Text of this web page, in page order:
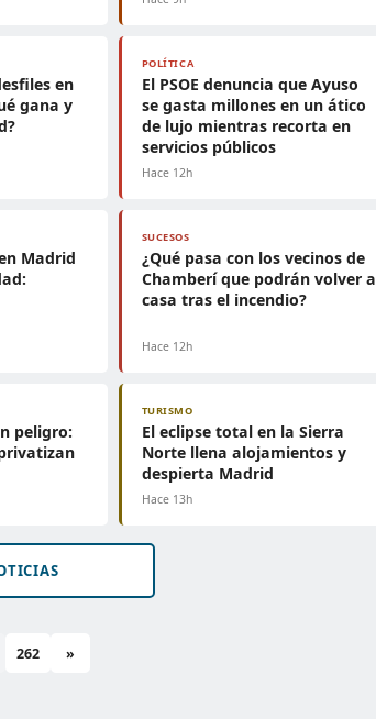
en
gana y
POLÍTICA
El PSOE denuncia que Ayuso
se gasta millones en un ático
de lujo mientras recorta en
servicios públicos
Hace 12h
Madrid
SUCESOS
¿Qué pasa con los vecinos de
Chamberí que podrán volver a
casa tras el incendio?
Hace 12h
peligro:
TURISMO
El eclipse total en la Sierra
Norte llena alojamientos y
despierta Madrid
Hace 13h
262 »